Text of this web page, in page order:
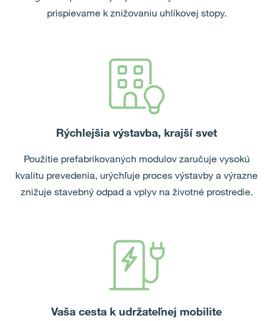
prispievame k znižovaniu uhlíkovej stopy.
Rýchlejšia výstavba, krajší svet
Použitie prefabrikovaných modulov zaručuje vysokú
kvalitu prevedenia, urýchľuje proces výstavby a výrazne
znižuje stavebný odpad a vplyv na životné prostredie.
Vaša cesta k udržateľnej mobilite